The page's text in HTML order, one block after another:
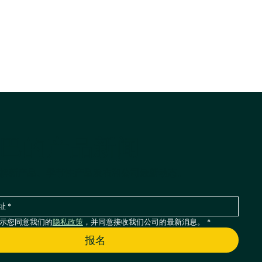
您同意我们的隐私政策，并同意接收我们公司的最新消息。 *
报名